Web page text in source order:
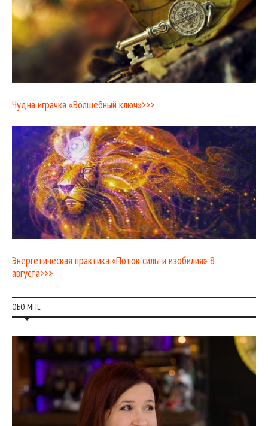
Чудна играчка «Волшебный ключ»>>>
Энергетическая практика «Поток силы и изобилия» 8
августа>>>
ОБО МНЕ